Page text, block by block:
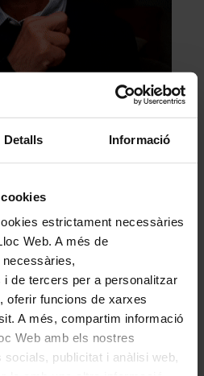
Detalls Informació
estrictament necessàries
Web. A més de
de tercers per a personalitzar
oferir funcions de xarxes
A més, compartim informació
Web amb els nostres
socials, publicitat i anàlisi web,
Els camps necessaris estan